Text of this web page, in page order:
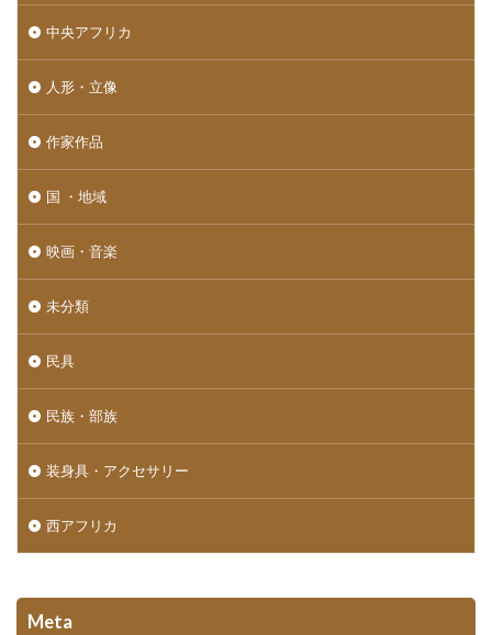
中央アフリカ
人形・立像
作家作品
国 ・地域
映画・音楽
未分類
民具
民族・部族
装身具・アクセサリー
西アフリカ
Meta